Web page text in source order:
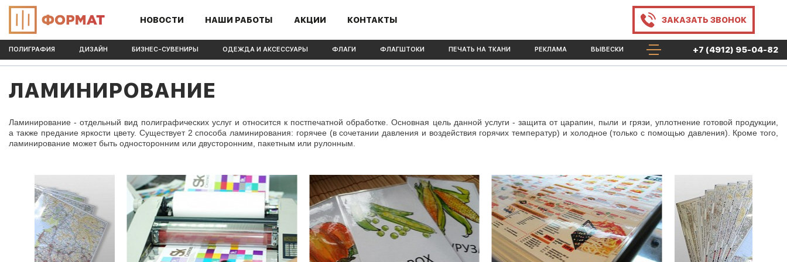
НОВОСТИ НАШИ РАБОТЫ АКЦИИ КОНТАКТЫ ЗАКАЗАТЬ ЗВОНОК
ПОЛИГРАФИЯ ДИЗАЙН БИЗНЕС-СУВЕНИРЫ ОДЕЖДА И АКСЕССУАРЫ ФЛАГИ ФЛАГШТОКИ ПЕЧАТЬ НА ТКАНИ РЕКЛАМА ВЫВЕСКИ +7 (4912) 95-04-82
ЛАМИНИРОВАНИЕ
Ламинирование - отдельный вид полиграфических услуг и относится к постпечатной обработке. Основная цель данной услуги - защита от царапин, пыли и грязи, уплотнение готовой продукции,
а также предание яркости цвету. Существует 2 способа ламинирования: горячее (в сочетании давления и воздействия горячих температур) и холодное (только с помощью давления). Кроме того,
ламинирование может быть односторонним или двусторонним, пакетным или рулонным.